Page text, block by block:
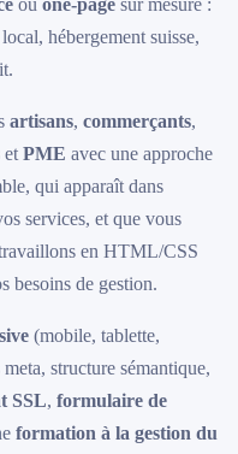
ou one-page sur mesure :
hébergement suisse,
artisans, commerçants,
et PME avec une approche
qui apparaît dans
services, et que vous
en HTML/CSS
besoins de gestion.
(mobile, tablette,
meta, structure sémantique,
SSL, formulaire de
formation à la gestion du